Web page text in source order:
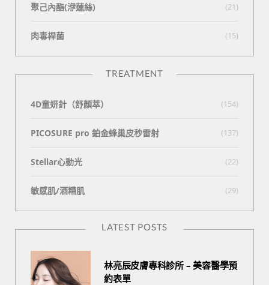
聚己內酯(洢蓮絲) (21)
肉毒桿菌 (15)
TREATMENT
4D童妍針（舒顏萃） (154)
PICOSURE pro 鉑金蜂巢皮秒雷射 (137)
Stellar心動光 (22)
敏感肌/酒糟肌 (29)
LATEST POSTS
林亮辰皮膚專科診所 – 美容醫學預
約表單